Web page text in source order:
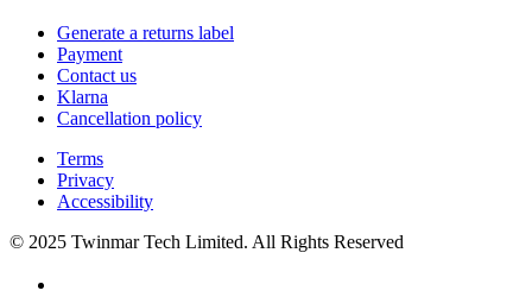
Generate a returns label
Payment
Contact us
Klarna
Cancellation policy
Terms
Privacy
Accessibility
© 2025 Twinmar Tech Limited. All Rights Reserved